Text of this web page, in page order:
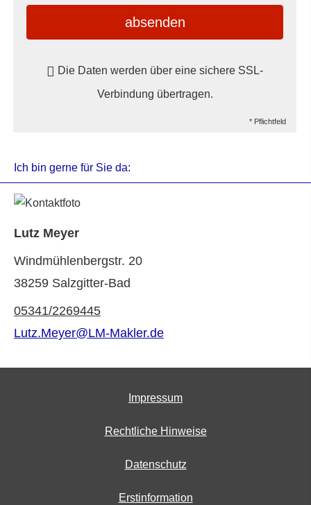
absenden
Die Daten werden über eine sichere SSL-
Verbindung übertragen.
* Pflichtfeld
Ich bin gerne für Sie da:
Lutz Meyer
Windmühlenbergstr. 20
38259 Salzgitter-Bad
05341/2269445
Lutz.Meyer@LM-Makler.de
Impressum
Rechtliche Hinweise
Datenschutz
Erstinformation